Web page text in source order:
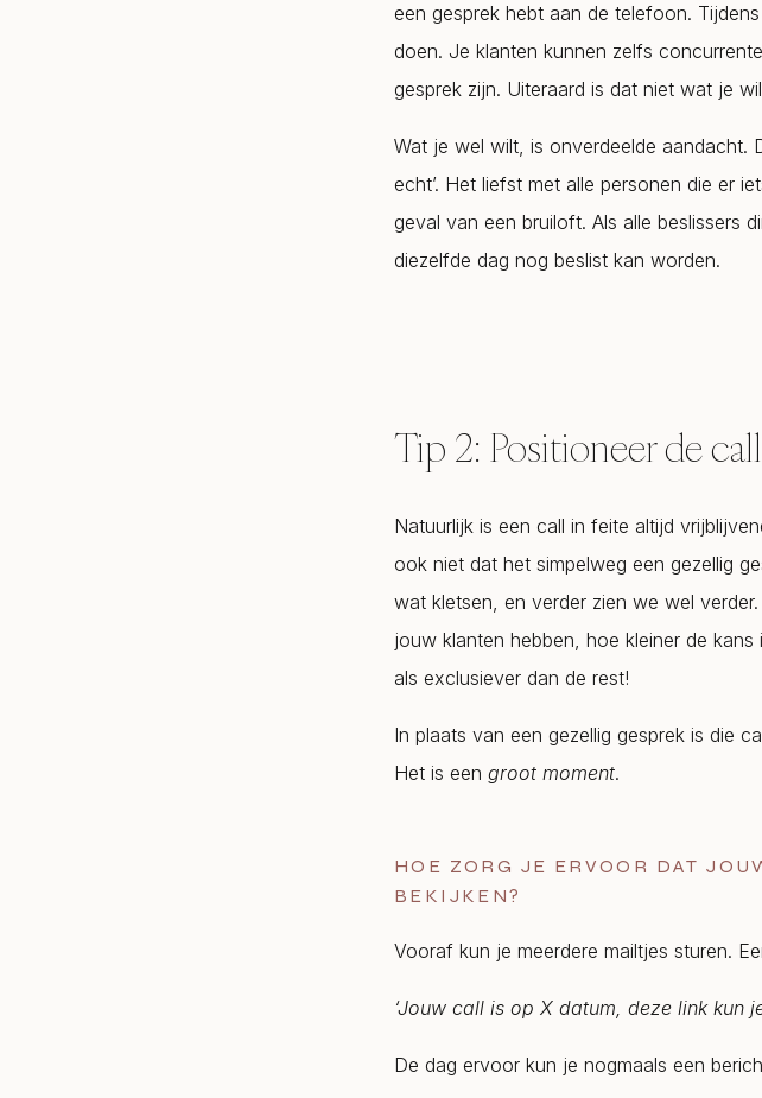
een gesprek hebt aan de telefoon.
doen. Je klanten kunnen zelfs
gesprek zijn. Uiteraard is dat niet wat je
Wat je wel wilt, is onverdeelde aandacht.
echt’. Het liefst met alle personen die er
geval van een bruiloft. Als alle beslissers
diezelfde dag nog beslist kan worden.
Tip 2: Positioneer de
Natuurlijk is een call in feite altijd
ook niet dat het simpelweg een gezellig
wat kletsen, en verder zien we wel
jouw klanten hebben, hoe kleiner de
als exclusiever dan de rest!
In plaats van een gezellig gesprek is die
Het is een groot moment.
HOE ZORG JE ERVOOR DAT
BEKIJKEN?
Vooraf kun je meerdere mailtjes sturen.
‘Jouw call is op X datum, deze link kun
De dag ervoor kun je nogmaals een